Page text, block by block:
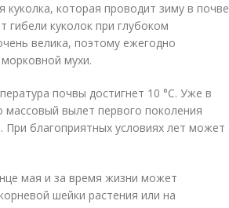
которая проводит зиму в почве
гибели куколок при глубоком
велика, поэтому ежегодно
мухи.
почвы достигнет 10 °C. Уже в
вылет первого поколения
благоприятных условиях лет может
мая и за время жизни может
шейки растения или на